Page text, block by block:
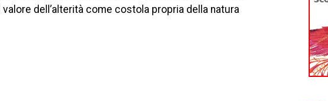
valore dell’alterità come costola propria della natura